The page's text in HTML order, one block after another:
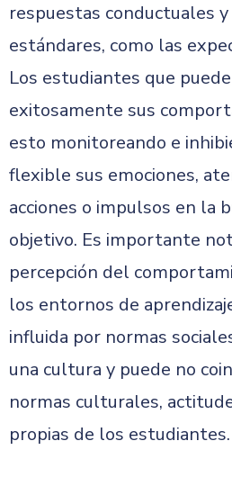
respuestas conductuales
estándares, como las
Los estudiantes que
exitosamente sus
esto monitoreando e
flexible sus emociones,
acciones o impulsos en la
objetivo. Es importante
percepción del
los entornos de
influida por normas
una cultura y puede no
normas culturales,
propias de los estudiantes.